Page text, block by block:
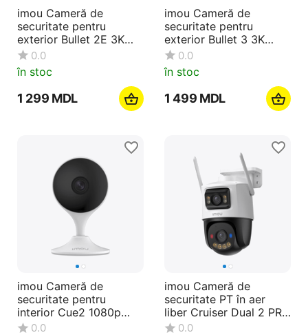
imou Cameră de
securitate pentru
exterior Bullet 2E 3K
5MP, alb
0.0
în stoc
1 299 MDL
imou Cameră de
securitate pentru
exterior Bullet 3 3K
5MP, alb
0.0
în stoc
1 499 MDL
imou Cameră de
securitate pentru
interior Cue2 1080p
3MP, alb
0.0
imou Cameră de
securitate PT în aer
liber Cruiser Dual 2 PRO
AURORA 2K 4+4MP, alb
0.0